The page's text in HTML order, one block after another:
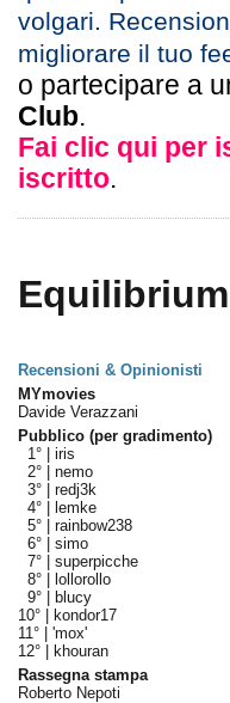
volgari.
migliorare il tuo
o partecipare a
Club.
Fai clic qui per
iscritto.
Recensioni & Opinionisti
MYmovies
Davide Verazzani
Pubblico (per gradimento)
1° | iris
2° | nemo
3° | redj3k
4° |
lemke
5° | rainbow238
6° | simo
7° | superpicche
8° |
lollorollo
9° |
blucy
10° |
kondor17
11° | 'mox'
12° |
khouran
Rassegna stampa
Roberto Nepoti